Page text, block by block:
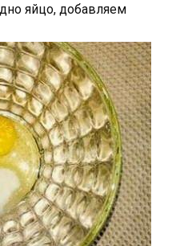
яйцо, добавляем